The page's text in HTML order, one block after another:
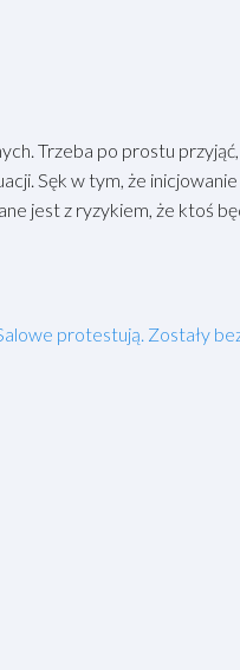
Trzeba po prostu przyjąć,
Sęk w tym, że
jest z ryzykiem, że ktoś
protestują. Zostały